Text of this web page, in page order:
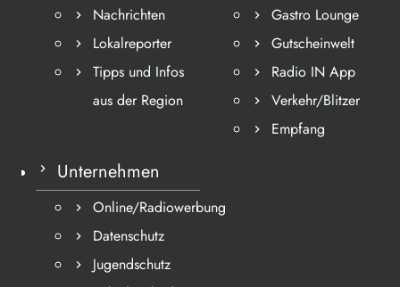
Nachrichten
Lokalreporter
Tipps und Infos
aus der Region
Gastro Lounge
Gutscheinwelt
Radio IN App
Verkehr/Blitzer
Empfang
Unternehmen
Online/Radiowerbung
Datenschutz
Jugendschutz